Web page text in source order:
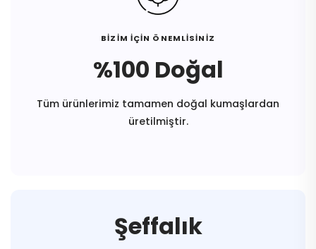
BİZİM İÇİN ÖNEMLİSİNİZ
%100 Doğal
Tüm ürünlerimiz tamamen doğal kumaşlardan
üretilmiştir.
Şeffalık